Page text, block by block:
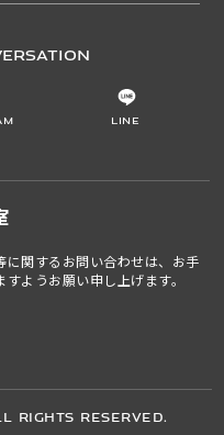
LINE
関するお問い合わせは、お手
ようお願い申し上げます。
Rights Reserved.